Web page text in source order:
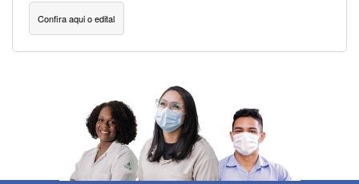
Confira aqui o edital